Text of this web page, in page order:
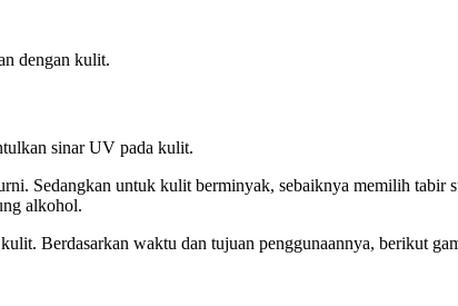
dengan kulit.
sinar UV pada kulit.
Sedangkan untuk kulit berminyak, sebaiknya memilih tabir
alkohol.
Berdasarkan waktu dan tujuan penggunaannya, berikut